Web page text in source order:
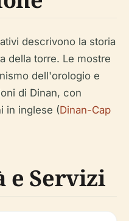
descrivono la storia
della torre. Le mostre
dell'orologio e
di Dinan, con
in inglese (Dinan-Cap
e Servizi